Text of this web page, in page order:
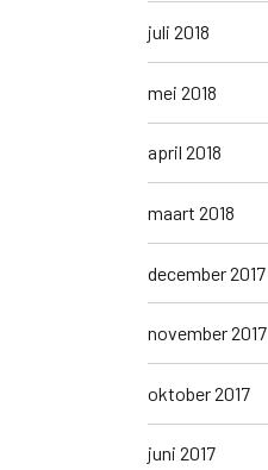
juli 2018
mei 2018
april 2018
maart 2018
december 2017
november 2017
oktober 2017
juni 2017